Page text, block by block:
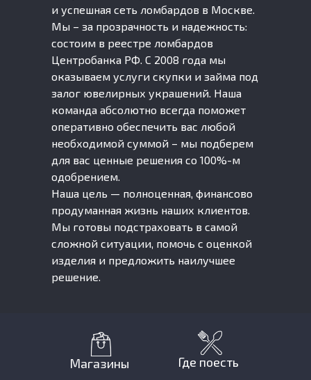
и успешная сеть ломбардов в Москве.
Мы – за прозрачность и надежность:
состоим в реестре ломбардов
Центробанка РФ. С 2008 года мы
оказываем услуги скупки и займа под
залог ювелирных украшений. Наша
команда абсолютно всегда поможет
оперативно обеспечить вас любой
необходимой суммой – мы подберем
для вас ценные решения со 100%-м
одобрением.
Наша цель — полноценная, финансово
продуманная жизнь наших клиентов.
Мы готовы подстраховать в самой
сложной ситуации, помочь с оценкой
изделия и предложить наилучшее
решение.
Магазины Где поесть